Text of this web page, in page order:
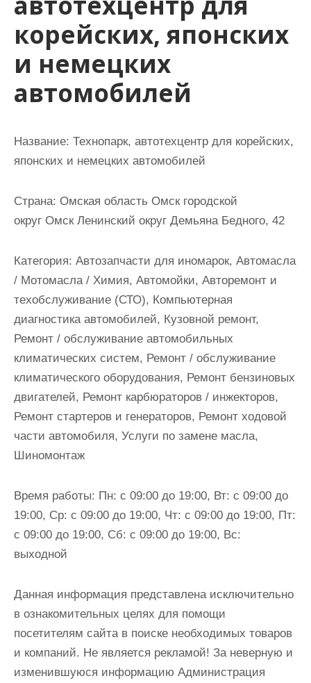
корейских, японских
и немецких
автомобилей
Название: Технопарк, автотехцентр для корейских,
японских и немецких автомобилей
Страна: Омская область Омск городской
округ Омск Ленинский округ Демьяна Бедного, 42
Категория: Автозапчасти для иномарок, Автомасла
/ Мотомасла / Химия, Автомойки, Авторемонт и
техобслуживание (СТО), Компьютерная
диагностика автомобилей, Кузовной ремонт,
Ремонт / обслуживание автомобильных
климатических систем, Ремонт / обслуживание
климатического оборудования, Ремонт бензиновых
двигателей, Ремонт карбюраторов / инжекторов,
Ремонт стартеров и генераторов, Ремонт ходовой
части автомобиля, Услуги по замене масла,
Шиномонтаж
Время работы: Пн: с 09:00 до 19:00, Вт: с 09:00 до
19:00, Ср: с 09:00 до 19:00, Чт: с 09:00 до 19:00, Пт:
с 09:00 до 19:00, Сб: с 09:00 до 19:00, Вс:
выходной
Данная информация представлена исключительно
в ознакомительных целях для помощи
посетителям сайта в поиске необходимых товаров
и компаний. Не является рекламой! За неверную и
изменившуюся информацию Администрация